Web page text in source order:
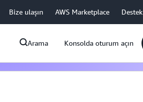
Bize ulaşın AWS Marketplace Destek
Arama Konsolda oturum açın